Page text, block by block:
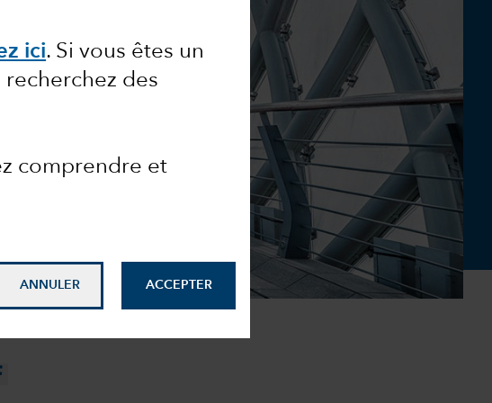
ici. Si vous êtes un
recherchez des
comprendre et
ANNULER ACCEPTER